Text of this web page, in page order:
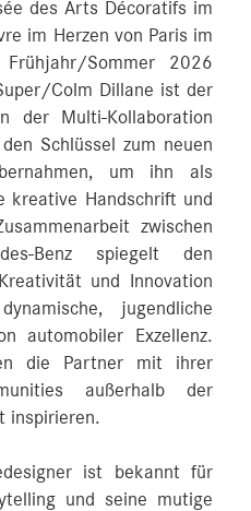
des Arts Décoratifs im
im Herzen von Paris im
Sommer 2026
Colm Dillane ist der
der Multi-Kollaboration
Schlüssel zum neuen
um ihn als
kreative Handschrift und
zwischen
Benz spiegelt den
und Innovation
jugendliche
automobiler Exzellenz.
die Partner mit ihrer
außerhalb der
inspirieren.
ist bekannt für
und seine mutige